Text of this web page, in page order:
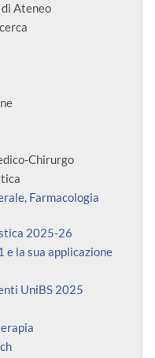
Ateneo
Chirurgo
Farmacologia
2025-26
e la sua applicazione
UniBS 2025